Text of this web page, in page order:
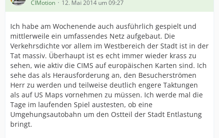
CIMotion 12. Mai 2014 um 09:27
Ich habe am Wochenende auch ausführlich gespielt und
mittlerweile ein umfassendes Netz aufgebaut. Die
Verkehrsdichte vor allem im Westbereich der Stadt ist in der
Tat massiv. Überhaupt ist es echt immer wieder krass zu
sehen, wie aktiv die CIMS auf europäischen Karten sind. Ich
sehe das als Herausforderung an, den Besucherströmen
Herr zu werden und teilweise deutlich engere Taktungen
als auf US Maps vornehmen zu müssen. Ich werde mal die
Tage im laufenden Spiel austesten, ob eine
Umgehungsautobahn um den Ostteil der Stadt Entlastung
bringt.